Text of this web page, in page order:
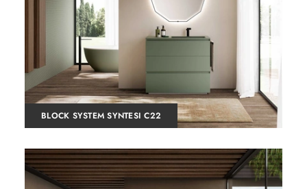
BLOCK SYSTEM SYNTESI C22